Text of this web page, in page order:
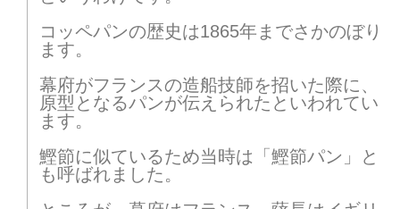
コッペパンの歴史は1865年までさかのぼり
ます。
幕府がフランスの造船技師を招いた際に、
原型となるパンが伝えられたといわれてい
ます。
鰹節に似ているため当時は「鰹節パン」と
も呼ばれました。